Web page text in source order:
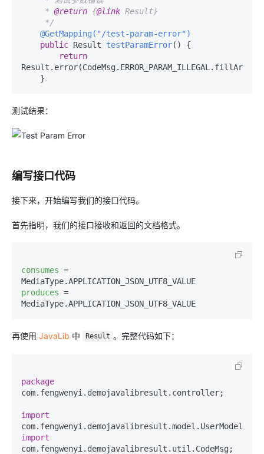
     *
@return {@link Result}
     */
@GetMapping("/test-param-error")
public Result testParamError()
{
return
Result.error(CodeMsg.ERROR_PARAM_ILLEGAL.fillArgs(
    }
测试结果：
编写接口代码
接下来，开始编写我们的接口代码。
首先指明，我们的接口接收和返回的文档格式。
consumes =
produces =
MediaType.APPLICATION_JSON_UTF8_VALUE
再使用 JavaLib 中 Result 。完整代码如下：
package
com.fengwenyi.demojavalibresult.controller;
import
import